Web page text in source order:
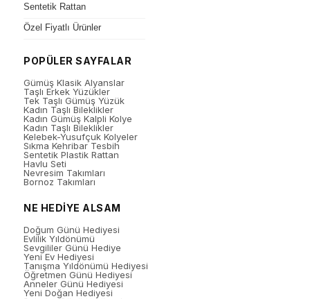
Sentetik Rattan
Özel Fiyatlı Ürünler
POPÜLER SAYFALAR
Gümüş Klasik Alyanslar
Taşlı Erkek Yüzükler
Tek Taşlı Gümüş Yüzük
Kadın Taşlı Bileklikler
Kadın Gümüş Kalpli Kolye
Kadın Taşlı Bileklikler
Kelebek-Yusufçuk Kolyeler
Sıkma Kehribar Tesbih
Sentetik Plastik Rattan
Havlu Seti
Nevresim Takımları
Bornoz Takımları
NE HEDİYE ALSAM
Doğum Günü Hediyesi
Evlilik Yıldönümü
Sevgililer Günü Hediye
Yeni Ev Hediyesi
Tanışma Yıldönümü Hediyesi
Öğretmen Günü Hediyesi
Anneler Günü Hediyesi
Yeni Doğan Hediyesi